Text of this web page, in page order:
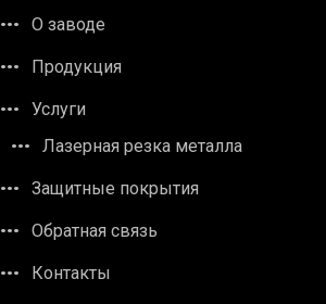
О заводе
Продукция
Услуги
Лазерная резка металла
Защитные покрытия
Обратная связь
Контакты